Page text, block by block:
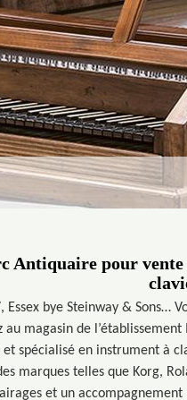
Antiquaire pour
Essex bye Steinway & Sons…
au magasin de
spécialisé en instrument à
marques telles que Korg,
et un